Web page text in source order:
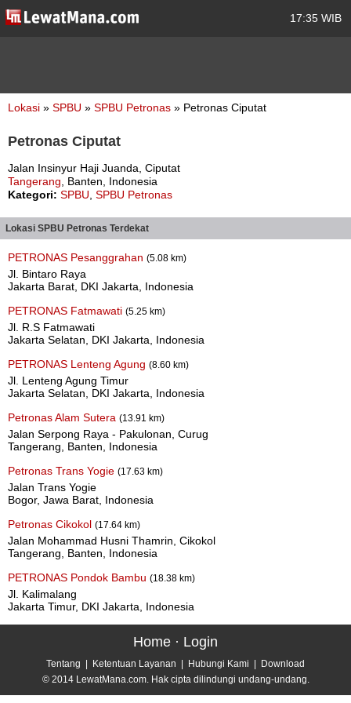
17:35 WIB
Lokasi » SPBU » SPBU Petronas » Petronas Ciputat
Petronas Ciputat
Jalan Insinyur Haji Juanda, Ciputat
Tangerang , Banten, Indonesia
Kategori: SPBU SPBU Petronas
Lokasi SPBU Petronas Terdekat
PETRONAS Pesanggrahan (5.08 km)
Jl. Bintaro Raya
Jakarta Barat, DKI Jakarta, Indonesia
PETRONAS Fatmawati (5.25 km)
Jl. R.S Fatmawati
Jakarta Selatan, DKI Jakarta, Indonesia
PETRONAS Lenteng Agung (8.60 km)
Jl. Lenteng Agung Timur
Jakarta Selatan, DKI Jakarta, Indonesia
Petronas Alam Sutera (13.91 km)
Jalan Serpong Raya - Pakulonan, Curug
Tangerang, Banten, Indonesia
Petronas Trans Yogie (17.63 km)
Jalan Trans Yogie
Bogor, Jawa Barat, Indonesia
Petronas Cikokol (17.64 km)
Jalan Mohammad Husni Thamrin, Cikokol
Tangerang, Banten, Indonesia
PETRONAS Pondok Bambu (18.38 km)
Jl. Kalimalang
Jakarta Timur, DKI Jakarta, Indonesia
Home · Login
Tentang Ketentuan Layanan Hubungi Kami
Download
© 2014 LewatMana.com. Hak cipta dilindungi undang-undang.